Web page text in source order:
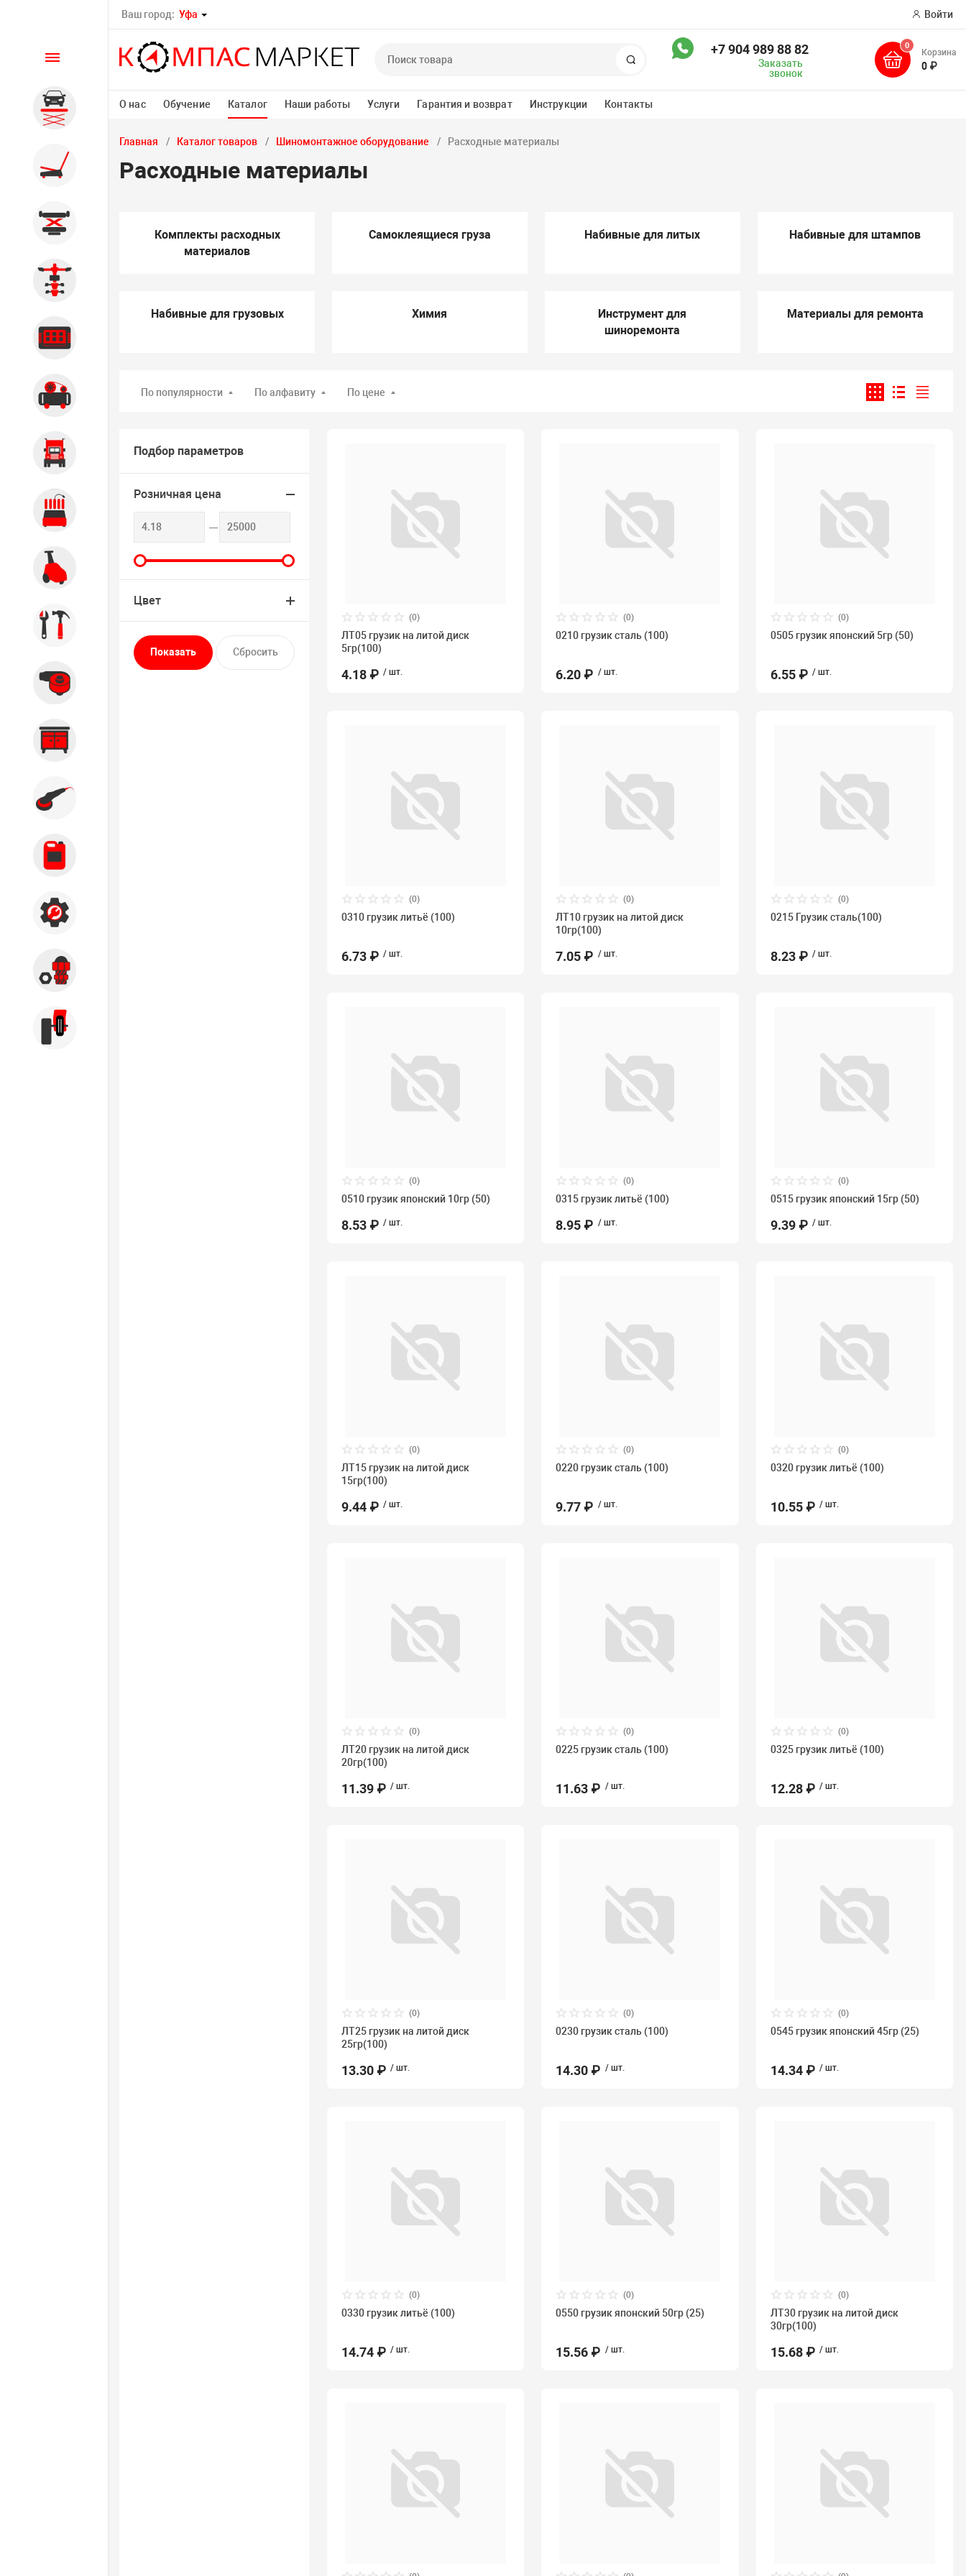
Ваш город: Уфа Войти
Поиск
+7 904 989 88 82
Заказать
звонок
0
Корзина
0 ₽
О нас Обучение Каталог Наши работы Услуги Гарантия и возврат Инструкции Контакты
Каталог
Автомобильные подъемники
оборудование
Компрессорное оборудование
Грузовое оборудование
Обслуживание систем и
Автомоечное оборудование
Инструмент
Главная Каталог товаров Шиномонтажное оборудование Расходные материалы
Расходные материалы
Комплекты расходных
материалов
Самоклеящиеся груза Набивные для литых Набивные для штампов
Набивные для грузовых Химия
Инструмент для
шиноремонта
Материалы для ремонта
По популярности По алфавиту По цене
Подбор параметров
Розничная цена
Цвет
(0)
ЛТ05 грузик на литой диск
5гр(100)
4.18 ₽ / шт.
(0)
0210 грузик сталь (100)
6.20 ₽ / шт.
(0)
0505 грузик японский 5гр (50)
6.55 ₽ / шт.
(0)
0310 грузик литьё (100)
6.73 ₽ / шт.
(0)
ЛТ10 грузик на литой диск
10гр(100)
7.05 ₽ / шт.
(0)
0215 Грузик сталь(100)
8.23 ₽ / шт.
(0)
0510 грузик японский 10гр (50)
8.53 ₽ / шт.
(0)
0315 грузик литьё (100)
8.95 ₽ / шт.
(0)
0515 грузик японский 15гр (50)
9.39 ₽ / шт.
(0)
ЛТ15 грузик на литой диск
15гр(100)
9.44 ₽ / шт.
(0)
0220 грузик сталь (100)
9.77 ₽ / шт.
(0)
0320 грузик литьё (100)
10.55 ₽ / шт.
(0)
ЛТ20 грузик на литой диск
20гр(100)
11.39 ₽ / шт.
(0)
0225 грузик сталь (100)
11.63 ₽ / шт.
(0)
0325 грузик литьё (100)
12.28 ₽ / шт.
(0)
ЛТ25 грузик на литой диск
25гр(100)
13.30 ₽ / шт.
(0)
0230 грузик сталь (100)
14.30 ₽ / шт.
(0)
0545 грузик японский 45гр (25)
14.34 ₽ / шт.
(0)
0330 грузик литьё (100)
14.74 ₽ / шт.
(0)
0550 грузик японский 50гр (25)
15.56 ₽ / шт.
(0)
ЛТ30 грузик на литой диск
30гр(100)
15.68 ₽ / шт.